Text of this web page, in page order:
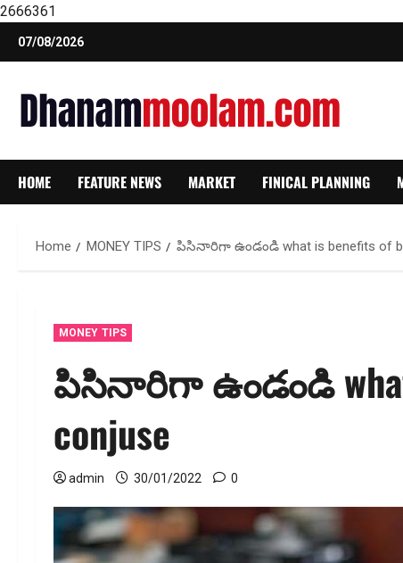
2666361
Skip
07/08/2026
HOME FEATURE NEWS MARKET FINICAL PLANNING
Home MONEY TIPS పిసినారిగా ఉండండి what is benefits of
MONEY TIPS
పిసినారిగా ఉండండి what
conjuse
admin 30/01/2022 0